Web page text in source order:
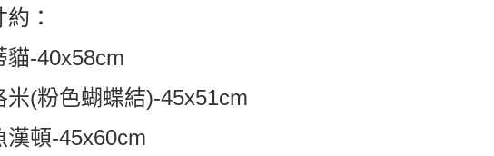
：
貓-40x58cm
米(粉色蝴蝶結)-45x51cm
漢頓-45x60cm